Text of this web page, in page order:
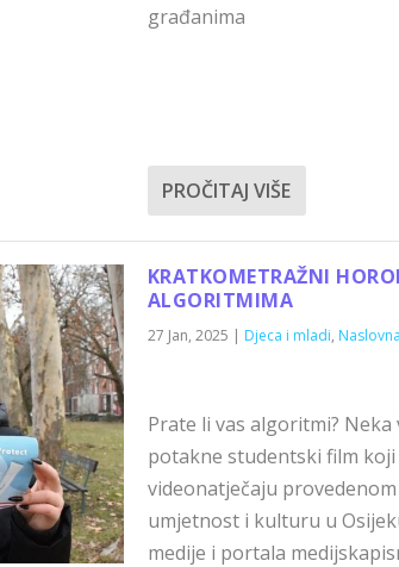
građanima
PROČITAJ VIŠE
KRATKOMETRAŽNI
ALGORITMIMA
27 Jan, 2025 | Djeca i mladi, Naslovna
Prate li vas algoritmi? Neka
potakne studentski film
videonatječaju
umjetnost i kulturu u
medije i portala